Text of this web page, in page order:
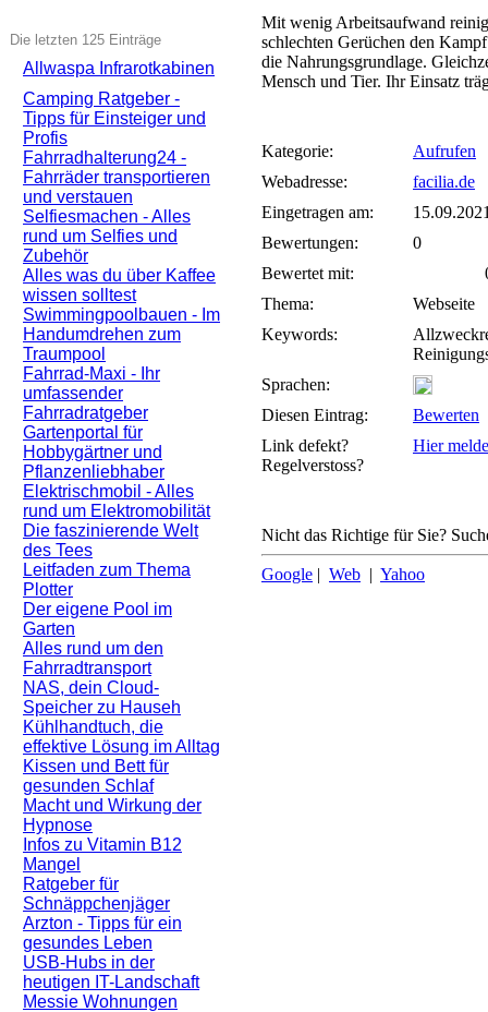
Die letzten 125 Einträge
Allwaspa Infrarotkabinen
Camping Ratgeber -
Tipps für Einsteiger und
Profis
Fahrradhalterung24 -
Fahrräder transportieren
und verstauen
Selfiesmachen - Alles
rund um Selfies und
Zubehör
Alles was du über Kaffee
wissen solltest
Swimmingpoolbauen - Im
Handumdrehen zum
Traumpool
Fahrrad-Maxi - Ihr
umfassender
Fahrradratgeber
Gartenportal für
Hobbygärtner und
Pflanzenliebhaber
Elektrischmobil - Alles
rund um Elektromobilität
Die faszinierende Welt
des Tees
Leitfaden zum Thema
Plotter
Der eigene Pool im
Garten
Alles rund um den
Fahrradtransport
NAS, dein Cloud-
Speicher zu Hauseh
Kühlhandtuch, die
effektive Lösung im Alltag
Kissen und Bett für
gesunden Schlaf
Macht und Wirkung der
Hypnose
Infos zu Vitamin B12
Mangel
Ratgeber für
Schnäppchenjäger
Arzton - Tipps für ein
gesundes Leben
USB-Hubs in der
heutigen IT-Landschaft
Messie Wohnungen
Mit wenig Arbeitsaufwand
schlechten Gerüchen den
die Nahrungsgrundlage.
Mensch und Tier. Ihr Einsatz
Kategorie:
Aufrufen
Webadresse:
facilia.de
Eingetragen am:
Bewertungen:
0
Bewertet mit:
Thema:
Webseite
Keywords:
Sprachen:
Diesen Eintrag:
Bewerten
Link defekt?
Regelverstoss?
Hier
Nicht das Richtige für Sie?
Google | Web | Yahoo